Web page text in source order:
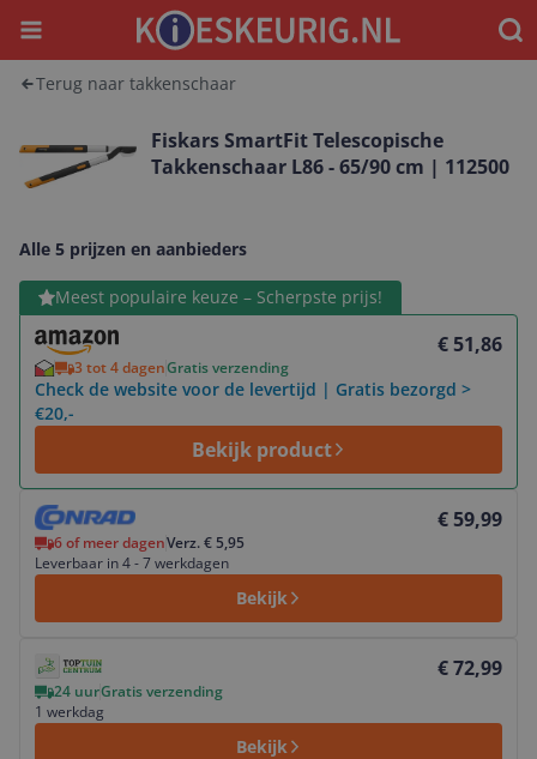
Menu
Terug naar takkenschaar
Fiskars SmartFit Telescopische
Takkenschaar L86 - 65/90 cm | 112500
Alle 5 prijzen en aanbieders
Meest populaire keuze – Scherpste prijs!
€ 51,86
3 tot 4 dagenGratis verzending
Check de website voor de levertijd | Gratis bezorgd >
€20,-
Bekijk product
Bekijk product
€ 59,99
6 of meer dagenVerz. € 5,95
Leverbaar in 4 - 7 werkdagen
Bekijk
Bekijk product
€ 72,99
24 uurGratis verzending
1 werkdag
Bekijk
Bekijk product